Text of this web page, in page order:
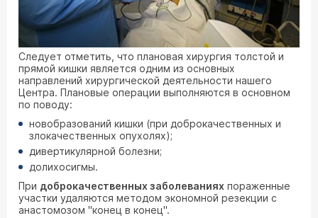
Следует отметить, что плановая хирургия толстой и
прямой кишки является одним из основных
направлений хирургической деятельности нашего
Центра. Плановые операции выполняются в основном
по поводу:
новобразований кишки (при доброкачественных и
злокачественных опухолях);
дивертикулярной болезни;
долихосигмы.
При доброкачественных заболеваниях пораженные
участки удаляются методом экономной резекции с
анастомозом "конец в конец".